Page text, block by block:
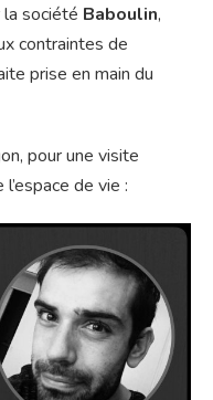
société Baboulin,
contraintes de
prise en main du
pour une visite
de vie :